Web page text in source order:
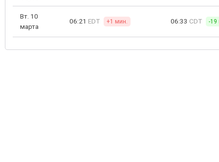
Вт. 10
марта
06:21 EDT +1 мин. 06:33 CDT -19